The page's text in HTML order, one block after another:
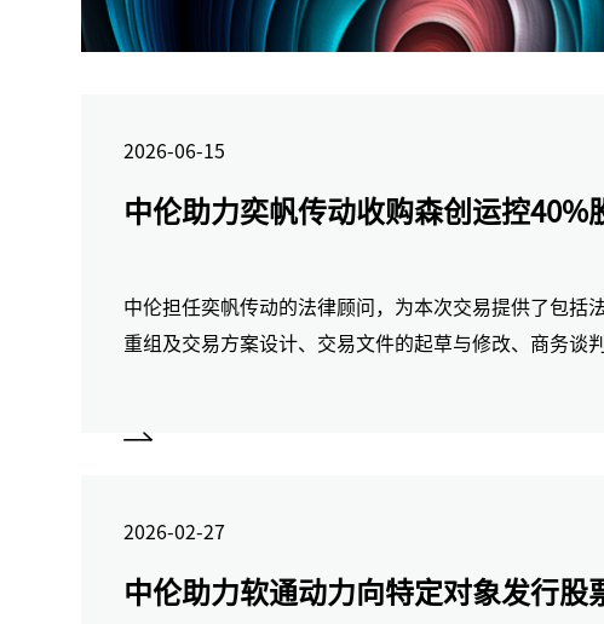
2026-06-15
中伦助力奕帆传动收购森创运控40%
中伦担任奕帆传动的法律顾问，为本次交易提供了包括
重组及交易方案设计、交易文件的起草与修改、商务谈
2026-02-27
中伦助力软通动力向特定对象发行股